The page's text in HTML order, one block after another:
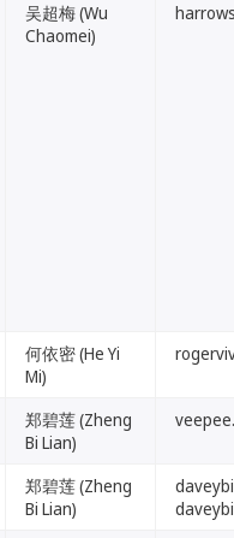
吴超梅 (Wu
Chaomei)
何依密 (He Yi
Mi)
郑碧莲 (Zheng
Bi Lian)
郑碧莲 (Zheng
Bi Lian)